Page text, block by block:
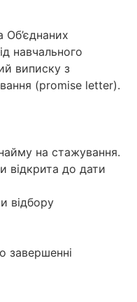
Об’єднаних
навчального
виписку з
(promise letter).
на стажування.
відкрита до дати
відбору
завершенні